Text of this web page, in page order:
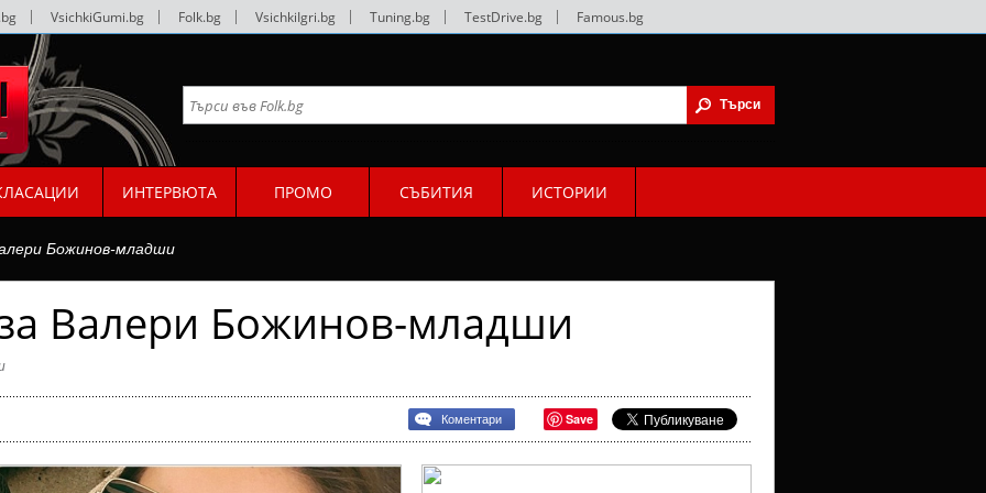
VsichkiGumi.bg Folk.bg VsichkiIgri.bg Tuning.bg TestDrive.bg Famous.bg
ИНТЕРВЮТА ПРОМО СЪБИТИЯ ИСТОРИИ
Божинов-младши
Валери Божинов-младши
Коментари Save